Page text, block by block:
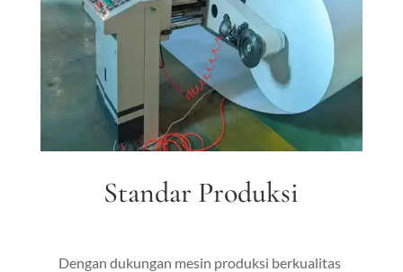
Standar Produksi
Dengan dukungan mesin produksi berkualitas